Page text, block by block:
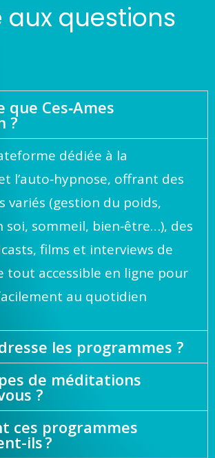
aux questions
que Ces‑Ames
?
dédiée à la
l’auto‑hypnose, offrant des
variés (gestion du poids,
soi, sommeil, bien‑être…), des
films et interviews de
tout accessible en ligne pour
au quotidien
les programmes ?
de méditations
?
ces programmes
ils ?